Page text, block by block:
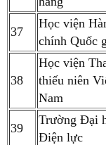
37
Học viện
chính Quốc
38
Học viện
thiếu niên
Nam
39
Trường Đại
Điện lực